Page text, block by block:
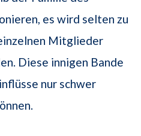
es wird selten zu
Mitglieder
Diese innigen Bande
nur schwer